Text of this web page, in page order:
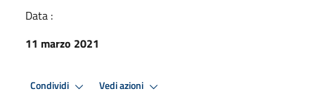
Data :
11 marzo 2021
Condividi Vedi azioni